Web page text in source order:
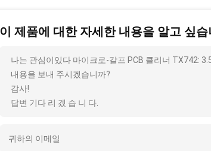
이 제품에 대한 자세한 내용을 알고 싶
나는 관심이있다 마이크로-갈프 PCB 클리너 TX742:
내용을 보내 주시겠습니까?
감사!
답변 기다 리 겠 습 니 다.